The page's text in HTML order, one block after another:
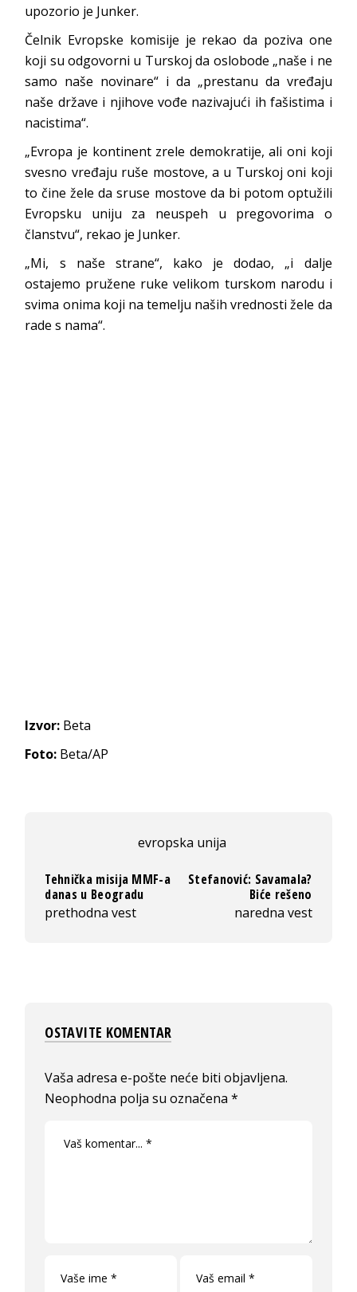
upozorio je Junker.
Čelnik Evropske komisije je rekao da poziva one
koji su odgovorni u Turskoj da oslobode „naše i ne
samo naše novinare“ i da „prestanu da vređaju
naše države i njihove vođe nazivajući ih fašistima i
nacistima“.
„Evropa je kontinent zrele demokratije, ali oni koji
svesno vređaju ruše mostove, a u Turskoj oni koji
to čine žele da sruse mostove da bi potom optužili
Evropsku uniju za neuspeh u pregovorima o
članstvu“, rekao je Junker.
„Mi, s naše strane“, kako je dodao, „i dalje
ostajemo pružene ruke velikom turskom narodu i
svima onima koji na temelju naših vrednosti žele da
rade s nama“.
Izvor: Beta
Foto: Beta/AP
evropska unija
Tehnička misija MMF-a
danas u Beogradu
prethodna vest
Stefanović: Savamala?
Biće rešeno
naredna vest
OSTAVITE KOMENTAR
Vaša adresa e-pošte neće biti objavljena.
Neophodna polja su označena*